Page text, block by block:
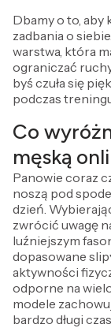
Dbamy o to, aby
zadbania o
warstwa, która
ograniczać
byś czuła się
podczas
Co
męską
Panowie coraz
noszą pod
dzień.
zwrócić uwagę
luźniejszym
dopasowane
aktywności
odporne na
modele
bardzo długi